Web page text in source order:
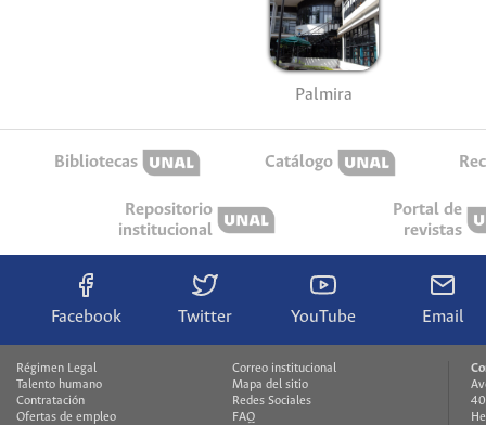
Palmira
Bibliotecas Catálogo
Repositorio
institucional
Portal de
revistas
Facebook Twitter YouTube Email
Régimen Legal
Talento humano
Contratación
Ofertas de empleo
Correo institucional
Mapa del sitio
Redes Sociales
FAQ